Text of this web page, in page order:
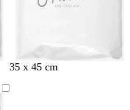
35 x 45 cm